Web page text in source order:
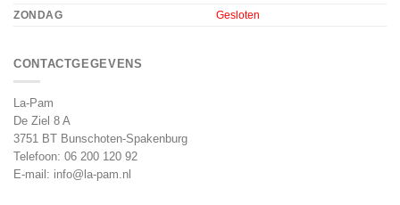
ZONDAG Gesloten
CONTACTGEGEVENS
La-Pam
De Ziel 8 A
3751 BT Bunschoten-Spakenburg
Telefoon: 06 200 120 92
E-mail: info@la-pam.nl